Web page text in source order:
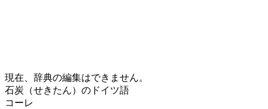
現在、辞典の編集はできません。
石炭（せきたん）のドイツ語
コーレ